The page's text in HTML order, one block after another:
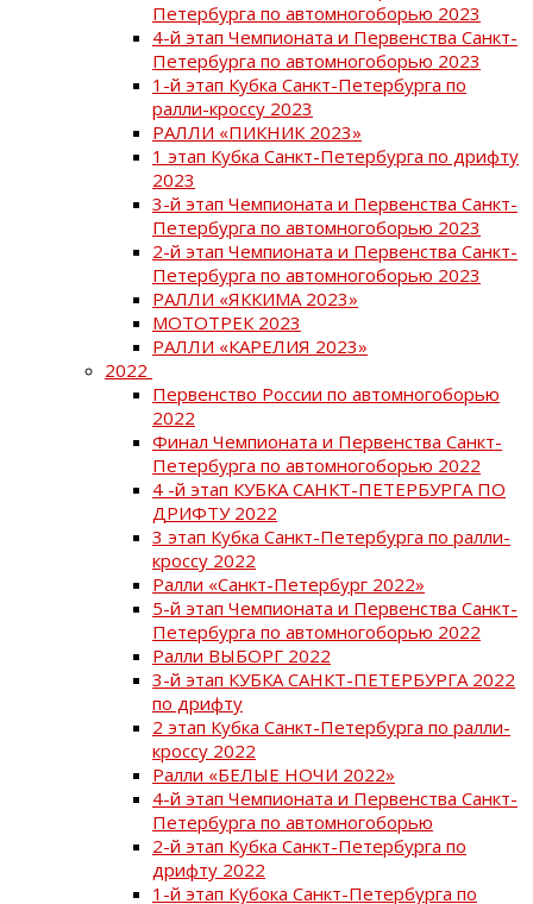
Петербурга по автомногоборью 2023
4-й этап Чемпионата и Первенства Санкт-
Петербурга по автомногоборью 2023
1-й этап Кубка Санкт-Петербурга по
ралли-кроссу 2023
РАЛЛИ «ПИКНИК 2023»
1 этап Кубка Санкт-Петербурга по дрифту
2023
3-й этап Чемпионата и Первенства Санкт-
Петербурга по автомногоборью 2023
2-й этап Чемпионата и Первенства Санкт-
Петербурга по автомногоборью 2023
РАЛЛИ «ЯККИМА 2023»
МОТОТРЕК 2023
РАЛЛИ «КАРЕЛИЯ 2023»
2022
Первенство России по автомногоборью
2022
Финал Чемпионата и Первенства Санкт-
Петербурга по автомногоборью 2022
4 -й этап КУБКА САНКТ-ПЕТЕРБУРГА ПО
ДРИФТУ 2022
3 этап Кубка Санкт-Петербурга по ралли-
кроссу 2022
Ралли «Санкт-Петербург 2022»
5-й этап Чемпионата и Первенства Санкт-
Петербурга по автомногоборью 2022
Ралли ВЫБОРГ 2022
3-й этап КУБКА САНКТ-ПЕТЕРБУРГА 2022
по дрифту
2 этап Кубка Санкт-Петербурга по ралли-
кроссу 2022
Ралли «БЕЛЫЕ НОЧИ 2022»
4-й этап Чемпионата и Первенства Санкт-
Петербурга по автомногоборью
2-й этап Кубка Санкт-Петербурга по
дрифту 2022
1-й этап Кубока Санкт-Петербурга по